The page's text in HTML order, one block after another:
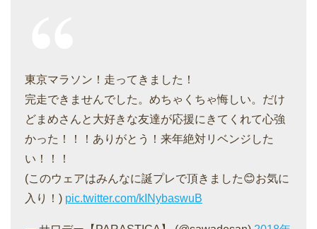
東京マラソン！走ってきました！
完走できませんでした。めちゃくちゃ悔しい。だけ
どまめさんと大好きな友達が応援にきてくれて心強
かった！！！ありがとう！来年絶対リベンジした
い！！！
(このウェアはみんなに誕プレで頂きました😊お気に
入り！) pic.twitter.com/kINybaswuB